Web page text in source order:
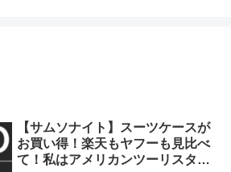
【サムソナイト】スーツケースが
お買い得！楽天もヤフーも見比べ
て！私はアメリカンツーリスター